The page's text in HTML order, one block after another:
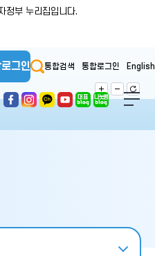
가기
로가기
로가기
가기
정부 누리집입니다.
그인 통합검색 통합로그인 English